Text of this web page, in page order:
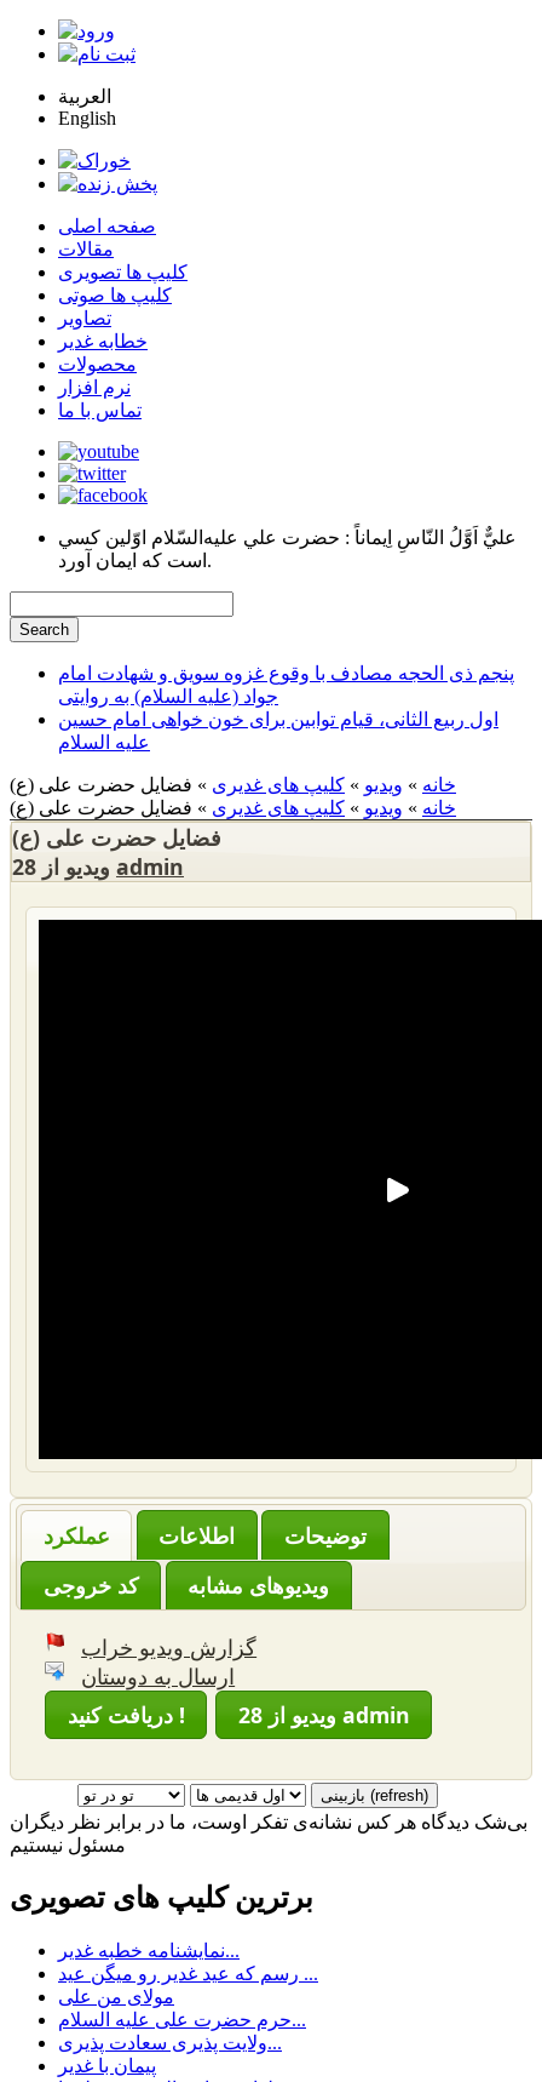
العربية
English
صفحه اصلی
مقالات
کلیپ ها تصویری
کلیپ ها صوتی
تصاویر
خطابه غدیر
محصولات
نرم افزار
تماس با ما
عليٌّ اَوَّلُ النّاسِ اِيماناً : حضرت علي عليه‌السّلام اوّلين كسي
است كه ايمان آورد.
پنجم ذی الحجه مصادف با وقوع غزوه سویق و شهادت امام
جواد (علیه السلام) به روایتی
اول ربیع الثانی، قیام توابین برای خون خواهی امام حسین
علیه السلام
خانه » ویدیو » کلیپ های غدیری » فضایل حضرت علی (ع)
خانه » ویدیو » کلیپ های غدیری » فضایل حضرت علی (ع)
فضایل حضرت علی (ع)
admin
عملکرد
‌توضیحات
کد خروجی‌
ویدیوهای مشابه
گزارش ویدیو خراب
ارسال به دوستان
دریافت کنید !
28 ویدیو از admin
بی‌شک دیدگاه هر کس نشانه‌ی تفکر اوست، ما در برابر نظر دیگران
مسئول نیستیم
برترین کلیپ های تصویری
نمایشنامه خطبه غدیر...
رسم كه عيد غدير رو ميگن عيد ...
مولای من علی
حرم حضرت علی علیه السلام...
ولایت پذیری سعادت پذیری...
پیمان با غدیر